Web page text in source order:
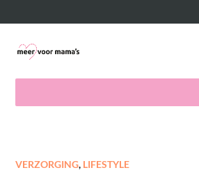
VERZORGING, LIFESTYLE